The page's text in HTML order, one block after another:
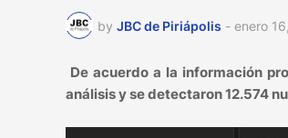
by JBC de Piriápolis - enero
De acuerdo a la información
análisis y se detectaron 12.574